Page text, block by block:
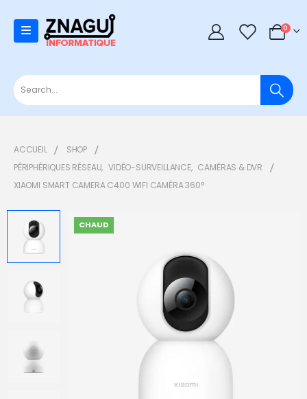
0 0
ACCUEIL
SHOP
PÉRIPHÉRIQUES RÉSEAU, VIDÉO-SURVEILLANCE, CAMÉRAS & DVR
XIAOMI SMART CAMERA C400 WIFI CAMÉRA 360°
CHAUD